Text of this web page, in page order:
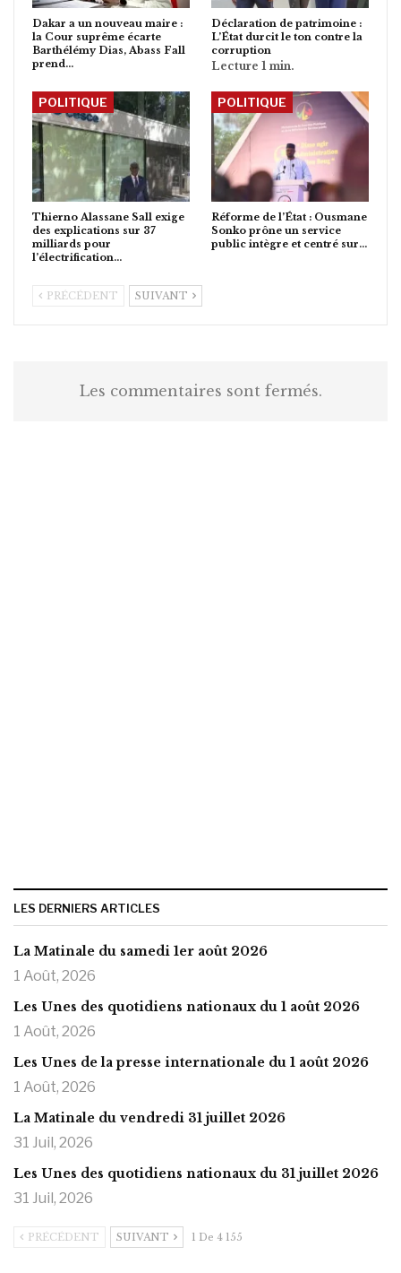
Dakar a un nouveau maire :
la Cour suprême écarte
Barthélémy Dias, Abass Fall
prend…
Déclaration de patrimoine :
L’État durcit le ton contre la
corruption
POLITIQUE
Thierno Alassane Sall exige
des explications sur 37
milliards pour
l’électrification…
POLITIQUE
Réforme de l’État : Ousmane
Sonko prône un service
public intègre et centré sur…
PRÉCÉDENT SUIVANT
Les commentaires sont fermés.
LES DERNIERS ARTICLES
La Matinale du samedi 1er août 2026
1 Août, 2026
Les Unes des quotidiens nationaux du 1 août 2026
1 Août, 2026
Les Unes de la presse internationale du 1 août 2026
1 Août, 2026
La Matinale du vendredi 31 juillet 2026
31 Juil, 2026
Les Unes des quotidiens nationaux du 31 juillet 2026
31 Juil, 2026
PRÉCÉDENT SUIVANT 1 De 4 155